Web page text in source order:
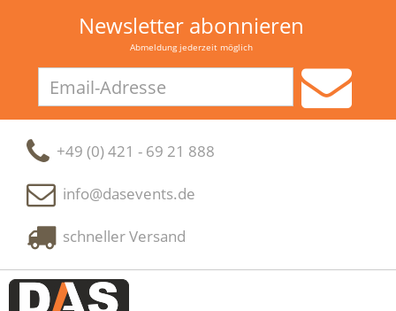
Newsletter abonnieren
Abmeldung jederzeit möglich
Adresse
+49 (0) 421 - 69 21 888
info@dasevents.de
schneller Versand